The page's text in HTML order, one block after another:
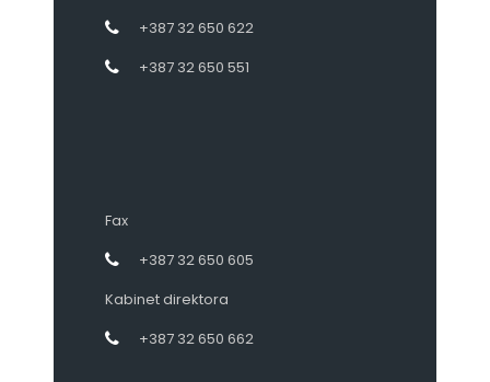
+387 32 650 622
+387 32 650 551
Fax
+387 32 650 605
Kabinet direktora
+387 32 650 662